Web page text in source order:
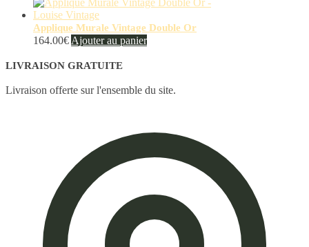
Applique Murale Vintage Double Or
164.00€ Ajouter au panier
LIVRAISON GRATUITE
Livraison offerte sur l'ensemble du site.